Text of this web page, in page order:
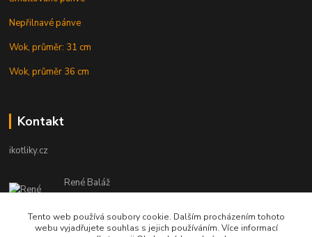
Nepřilnavé pánve
Wok, průměr: 31 cm
Wok, průměr 36 cm
Kontakt
ikotliky.cz
René Baláž
Eshop: +421 902 212 007
od 8:00 - do 16:00 hod
Tento web používá soubory cookie. Dalším procházením tohoto
webu vyjadřujete souhlas s jejich používáním. Více informací